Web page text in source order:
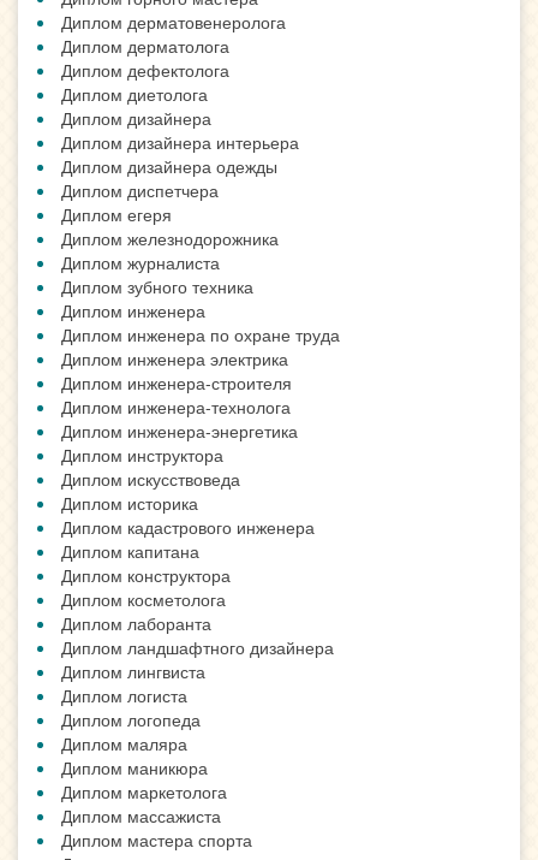
Диплом дерматовенеролога
Диплом дерматолога
Диплом дефектолога
Диплом диетолога
Диплом дизайнера
Диплом дизайнера интерьера
Диплом дизайнера одежды
Диплом диспетчера
Диплом егеря
Диплом железнодорожника
Диплом журналиста
Диплом зубного техника
Диплом инженера
Диплом инженера по охране труда
Диплом инженера электрика
Диплом инженера-строителя
Диплом инженера-технолога
Диплом инженера-энергетика
Диплом инструктора
Диплом искусствоведа
Диплом историка
Диплом кадастрового инженера
Диплом капитана
Диплом конструктора
Диплом косметолога
Диплом лаборанта
Диплом ландшафтного дизайнера
Диплом лингвиста
Диплом логиста
Диплом логопеда
Диплом маляра
Диплом маникюра
Диплом маркетолога
Диплом массажиста
Диплом мастера спорта